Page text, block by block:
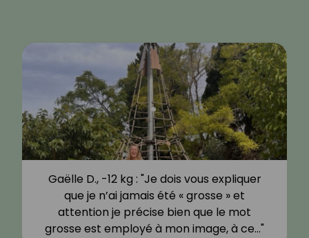
Gaëlle D., -12 kg : "Je dois vous expliquer
que je n’ai jamais été « grosse » et
attention je précise bien que le mot
grosse est employé à mon image, à ce…"